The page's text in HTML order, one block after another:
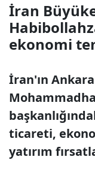
İran
ekonomi
İran'ın
ticareti,
yatırım